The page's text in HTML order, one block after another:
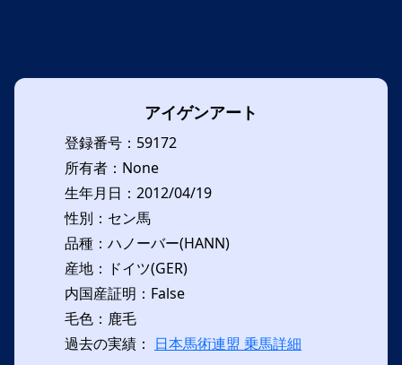
アイゲンアート
登録番号：59172
所有者：None
生年月日：2012/04/19
性別：セン馬
品種：ハノーバー(HANN)
産地：ドイツ(GER)
内国産証明：False
毛色：鹿毛
過去の実績： 日本馬術連盟 乗馬詳細